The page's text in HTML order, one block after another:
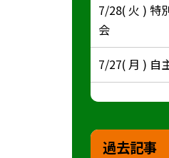
7/28( 火 ) 特
会
7/27( 月 ) 自
過去記事